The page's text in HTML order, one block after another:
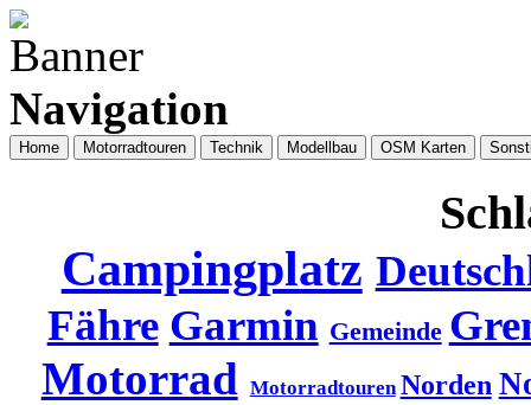
Navigation
Home Motorradtouren Technik Modellbau OSM Karten
Campingplatz
Fähre Garmin Gemeinde
Motorrad Motorradtouren Norden